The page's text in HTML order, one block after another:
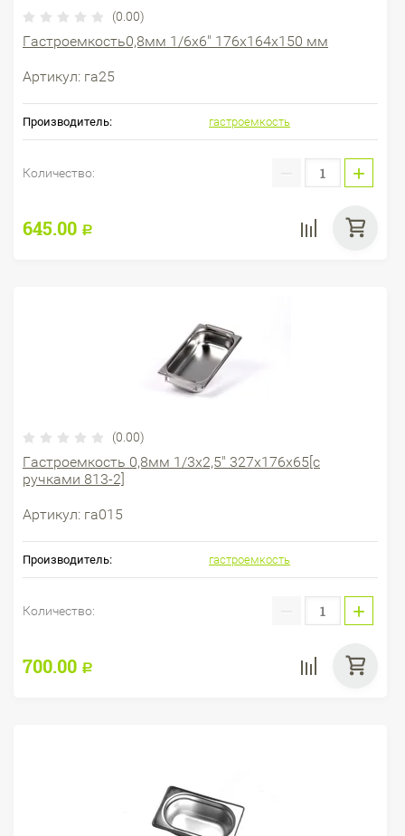
(0.00)
Гастроемкость0,8мм 1/6х6" 176х164х150 мм
Артикул: га25
Производитель: гастроемкость
Количество: +
645.00 Р
(0.00)
Гастроемкость 0,8мм 1/3х2,5" 327х176х65[с
ручками 813-2]
Артикул: га015
Производитель: гастроемкость
Количество: +
700.00 Р